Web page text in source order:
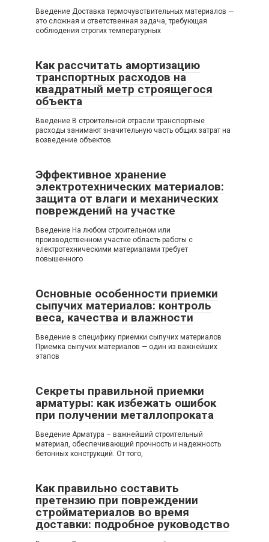
Введение Доставка термочувствительных материалов —
это сложная и ответственная задача, требующая
соблюдения строгих температурных
Как рассчитать амортизацию
транспортных расходов на
квадратный метр строящегося
объекта
Введение В строительной отрасли транспортные
расходы занимают значительную часть общих затрат на
возведение объектов.
Эффективное хранение
электротехнических материалов:
защита от влаги и механических
повреждений на участке
Введение На любом строительном или
производственном участке область работы с
электротехническими материалами требует
повышенного
Основные особенности приемки
сыпучих материалов: контроль
веса, качества и влажности
Введение в специфику приемки сыпучих материалов
Приемка сыпучих материалов — один из важнейших
этапов
Секреты правильной приемки
арматуры: как избежать ошибок
при получении металлопроката
Введение Арматура – важнейший строительный
материал, обеспечивающий прочность и надежность
бетонных конструкций. От того,
Как правильно составить
претензию при повреждении
стройматериалов во время
доставки: подробное руководство